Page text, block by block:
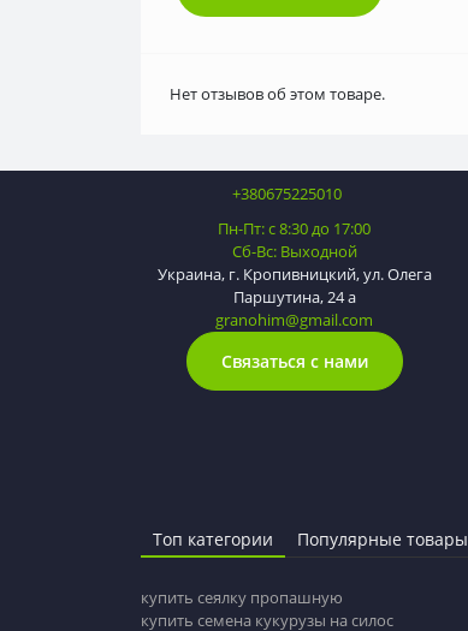
Нет отзывов об этом товаре.
+380675225010
Пн-Пт: с 8:30 до 17:00
Сб-Вс: Выходной
Украина, г. Кропивницкий, ул. Олега
Паршутина, 24 а
granohim@gmail.com
Связаться с нами
Топ категории Популярные товары
купить сеялку пропашную
купить семена кукурузы на силос